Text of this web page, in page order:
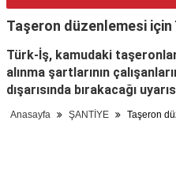
Taşeron düzenlemesi için
Türk-İş, kamudaki
alınma şartlarının
dışarısında bırakacağı
Anasayfa ŞANTİYE Taşeron